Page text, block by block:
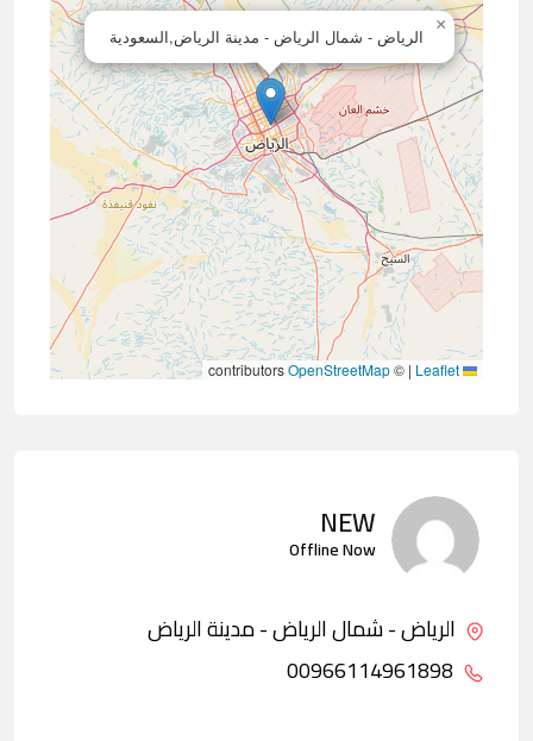
الرياض - شمال الرياض - مدينة الرياض,السعودية
×
|
©
OpenStreetMap
NEW
Offline Now
الرياض - شمال الرياض - مدينة الرياض